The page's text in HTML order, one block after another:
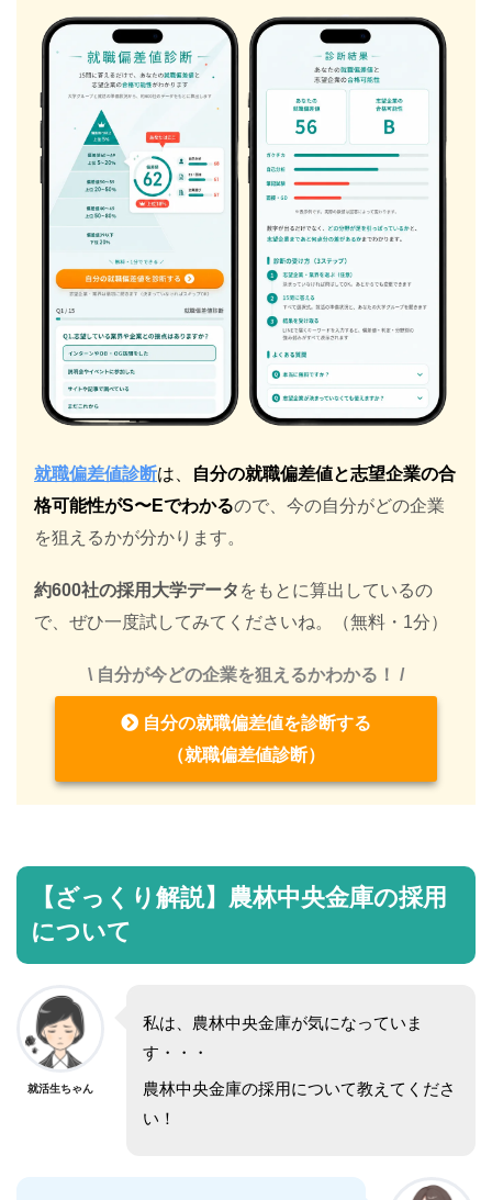
就職偏差値診断は、
自分の就職偏差値と志望企業の合
格可能性がS〜Eでわかるので、今の自分がどの企業
を狙えるかが分かります。
約600社の採用大学データ をもとに算出しているの
で、ぜひ一度試してみてくださいね。（無料・1分）
\ 自分が今どの企業を狙えるかわかる！ /
自分の就職偏差値を診断する
（就職偏差値診断）
【ざっくり解説】農林中央金庫の採用
について
就活生ちゃん
私は、農林中央金庫が気になっていま
す・・・
農林中央金庫の採用について教えてくださ
い！